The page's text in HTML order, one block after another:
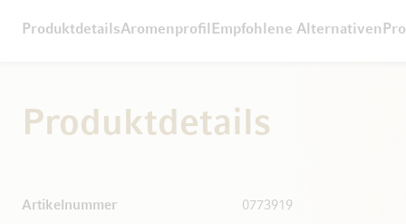
ProduktdetailsAromenprofil Empfohlene Alternativen
Produktdetails
Artikelnummer 0773919